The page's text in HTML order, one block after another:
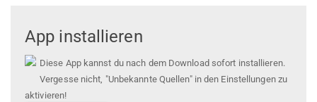
App installieren
Diese App kannst du nach dem Download sofort installieren.
Vergesse nicht, "Unbekannte Quellen" in den Einstellungen zu
aktivieren!